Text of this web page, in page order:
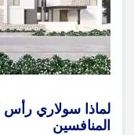
لماذا سولاري
المنافسين